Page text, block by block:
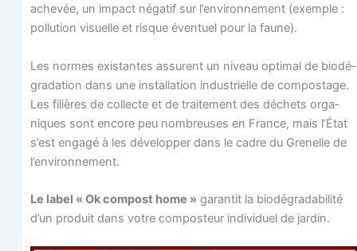
ache­vée, un impact néga­tif sur l’environnement (exemple :
pol­lu­tion visuelle et risque éven­tuel pour la faune).
Les normes exis­tantes assurent un niveau opti­mal de bio­dé­
gra­da­tion dans une ins­tal­la­tion indus­trielle de com­pos­tage.
Les filières de col­lecte et de trai­te­ment des déchets orga­
niques sont encore peu nom­breuses en France, mais l’État
s’est enga­gé à les déve­lop­per dans le cadre du Gre­nelle de
l’environnement.
Le label « Ok com­post home » garan­tit la bio­dé­gra­da­bi­li­té
d’un pro­duit dans votre com­pos­teur indi­vi­duel de jardin.